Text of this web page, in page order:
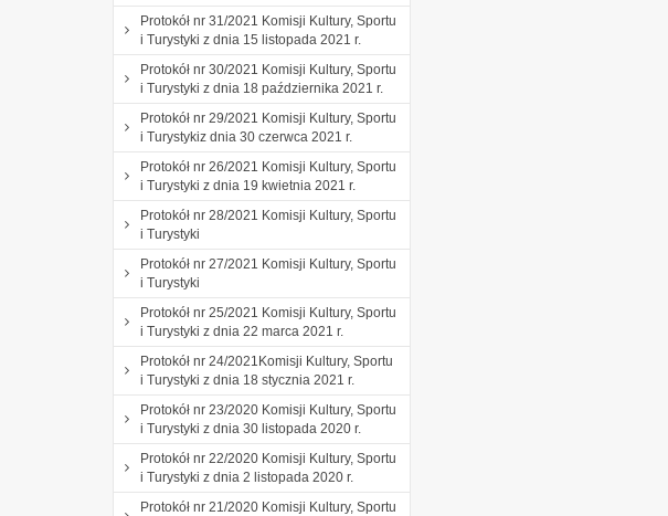
Protokół nr 31/2021 Komisji Kultury, Sportu
i Turystyki z dnia 15 listopada 2021 r.
Protokół nr 30/2021 Komisji Kultury, Sportu
i Turystyki z dnia 18 października 2021 r.
Protokół nr 29/2021 Komisji Kultury, Sportu
i Turystykiz dnia 30 czerwca 2021 r.
Protokół nr 26/2021 Komisji Kultury, Sportu
i Turystyki z dnia 19 kwietnia 2021 r.
Protokół nr 28/2021 Komisji Kultury, Sportu
i Turystyki
Protokół nr 27/2021 Komisji Kultury, Sportu
i Turystyki
Protokół nr 25/2021 Komisji Kultury, Sportu
i Turystyki z dnia 22 marca 2021 r.
Protokół nr 24/2021Komisji Kultury, Sportu
i Turystyki z dnia 18 stycznia 2021 r.
Protokół nr 23/2020 Komisji Kultury, Sportu
i Turystyki z dnia 30 listopada 2020 r.
Protokół nr 22/2020 Komisji Kultury, Sportu
i Turystyki z dnia 2 listopada 2020 r.
Protokół nr 21/2020 Komisji Kultury, Sportu